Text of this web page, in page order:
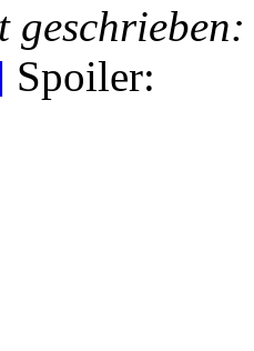
geschrieben:
Spoiler: